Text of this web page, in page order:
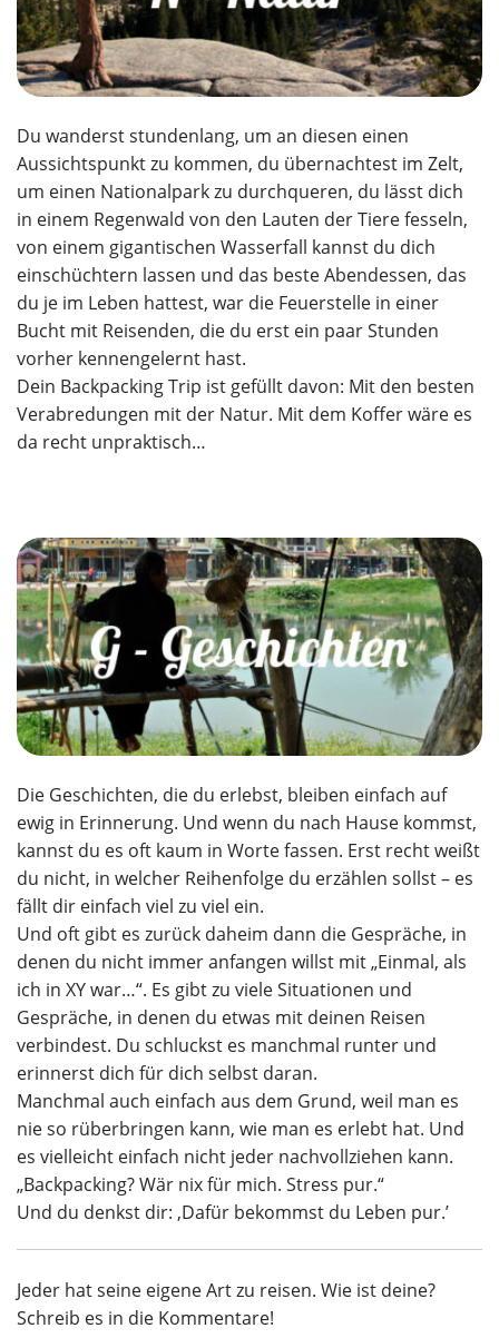
Du wanderst stundenlang, um an diesen einen
Aussichtspunkt zu kommen, du übernachtest im Zelt,
um einen Nationalpark zu durchqueren, du lässt dich
in einem Regenwald von den Lauten der Tiere fesseln,
von einem gigantischen Wasserfall kannst du dich
einschüchtern lassen und das beste Abendessen, das
du je im Leben hattest, war die Feuerstelle in einer
Bucht mit Reisenden, die du erst ein paar Stunden
vorher kennengelernt hast.
Dein Backpacking Trip ist gefüllt davon: Mit den besten
Verabredungen mit der Natur. Mit dem Koffer wäre es
da recht unpraktisch…
Die Geschichten, die du erlebst, bleiben einfach auf
ewig in Erinnerung. Und wenn du nach Hause kommst,
kannst du es oft kaum in Worte fassen. Erst recht weißt
du nicht, in welcher Reihenfolge du erzählen sollst – es
fällt dir einfach viel zu viel ein.
Und oft gibt es zurück daheim dann die Gespräche, in
denen du nicht immer anfangen willst mit „Einmal, als
ich in XY war…“. Es gibt zu viele Situationen und
Gespräche, in denen du etwas mit deinen Reisen
verbindest. Du schluckst es manchmal runter und
erinnerst dich für dich selbst daran.
Manchmal auch einfach aus dem Grund, weil man es
nie so rüberbringen kann, wie man es erlebt hat. Und
es vielleicht einfach nicht jeder nachvollziehen kann.
„Backpacking? Wär nix für mich. Stress pur.“
Und du denkst dir: ‚Dafür bekommst du Leben pur.’
Jeder hat seine eigene Art zu reisen. Wie ist deine?
Schreib es in die Kommentare!